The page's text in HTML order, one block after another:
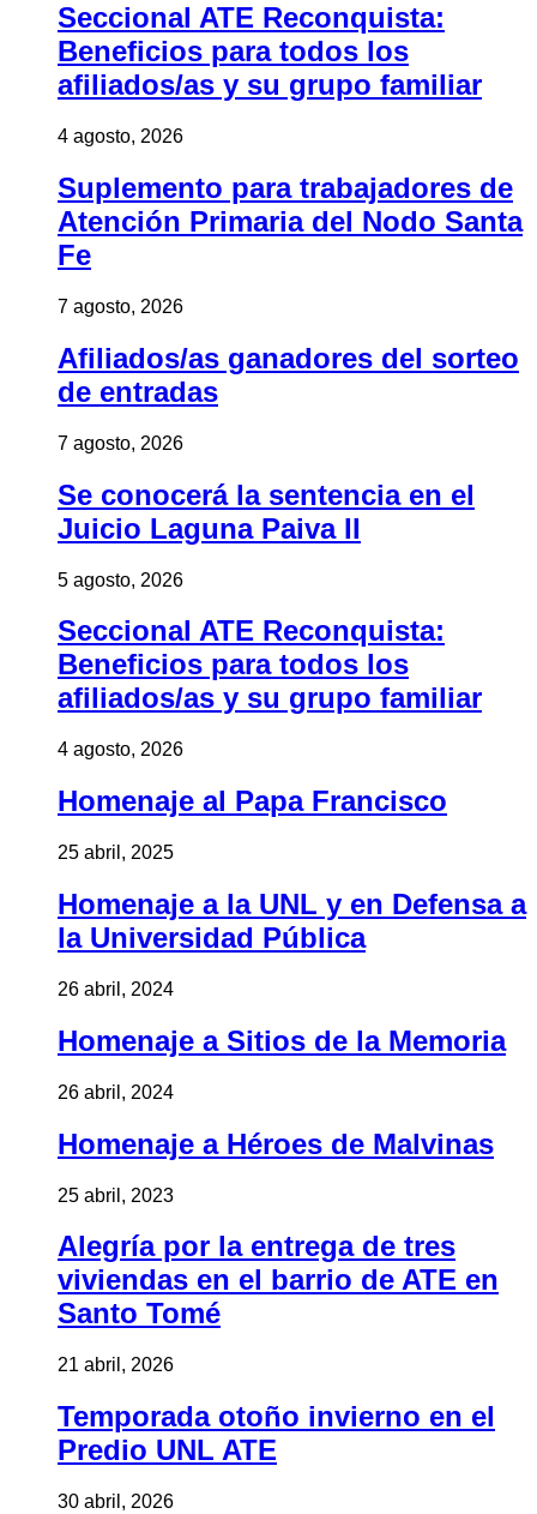
Seccional ATE Reconquista:
Beneficios para todos los
afiliados/as y su grupo familiar
4 agosto, 2026
Suplemento para trabajadores de
Atención Primaria del Nodo Santa
Fe
7 agosto, 2026
Afiliados/as ganadores del sorteo
de entradas
7 agosto, 2026
Se conocerá la sentencia en el
Juicio Laguna Paiva II
5 agosto, 2026
Seccional ATE Reconquista:
Beneficios para todos los
afiliados/as y su grupo familiar
4 agosto, 2026
Homenaje al Papa Francisco
25 abril, 2025
Homenaje a la UNL y en Defensa a
la Universidad Pública
26 abril, 2024
Homenaje a Sitios de la Memoria
26 abril, 2024
Homenaje a Héroes de Malvinas
25 abril, 2023
Alegría por la entrega de tres
viviendas en el barrio de ATE en
Santo Tomé
21 abril, 2026
Temporada otoño invierno en el
Predio UNL ATE
30 abril, 2026